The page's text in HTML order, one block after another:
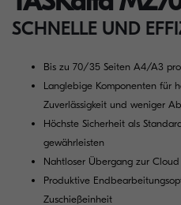
SCHNELLE UND
Bis zu 70/35 Seiten A4/A3
Langlebige Komponenten für
Zuverlässigkeit und weniger
Höchste Sicherheit als
gewährleisten
Nahtloser Übergang zur
Produktive
Zuschießeinheit